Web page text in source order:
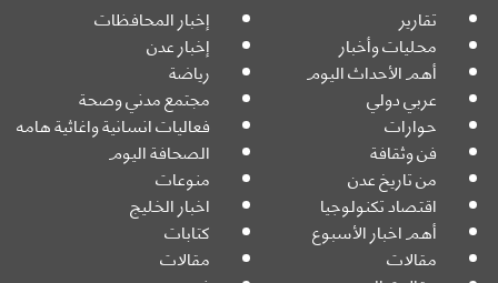
تقارير إخبار المحافظات
محليات وأخبار إخبار عدن
أهم الأحداث اليوم رياضة
عربي دولي مجتمع مدني وصحة
حوارات فعاليات انسانية واغاثية هامه
فن وثقافة الصحافة اليوم
من تاريخ عدن منوعات
اقتصاد تكنولوجيا اخبار الخليج
أهم اخبار الأسبوع كتابات
مقالات مقالات